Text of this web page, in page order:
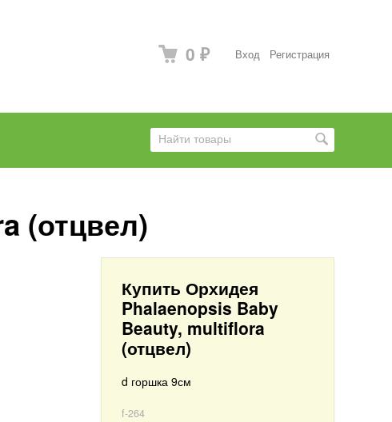
Вход Регистрация
0 ₽
(отцвел)
Купить Орхидея
Phalaenopsis Baby
Beauty, multiflora
(отцвел)
d горшка 9см
f-264